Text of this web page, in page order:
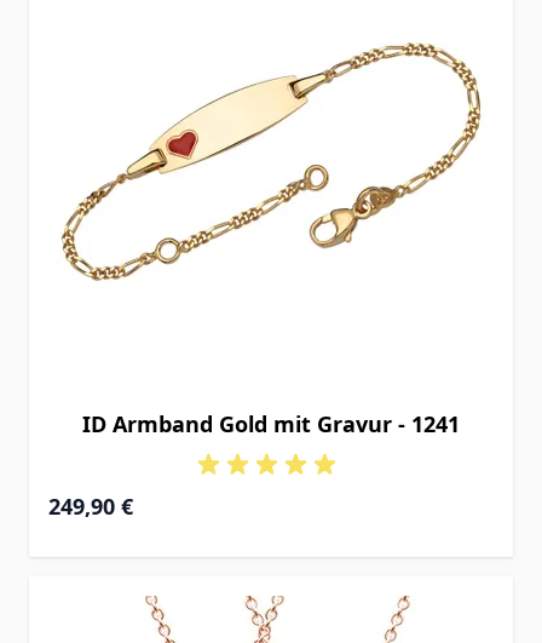
ID Armband Gold mit Gravur - 1241
Ab
249,90 €